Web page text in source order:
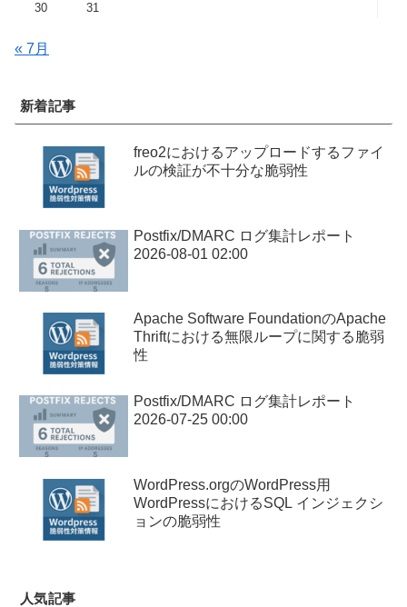
30
31
« 7月
新着記事
freo2におけるアップロードするファイ
ルの検証が不十分な脆弱性
Postfix/DMARC ログ集計レポート
2026-08-01 02:00
Apache Software FoundationのApache
Thriftにおける無限ループに関する脆弱
性
Postfix/DMARC ログ集計レポート
2026-07-25 00:00
WordPress.orgのWordPress用
WordPressにおけるSQL インジェクシ
ョンの脆弱性
人気記事